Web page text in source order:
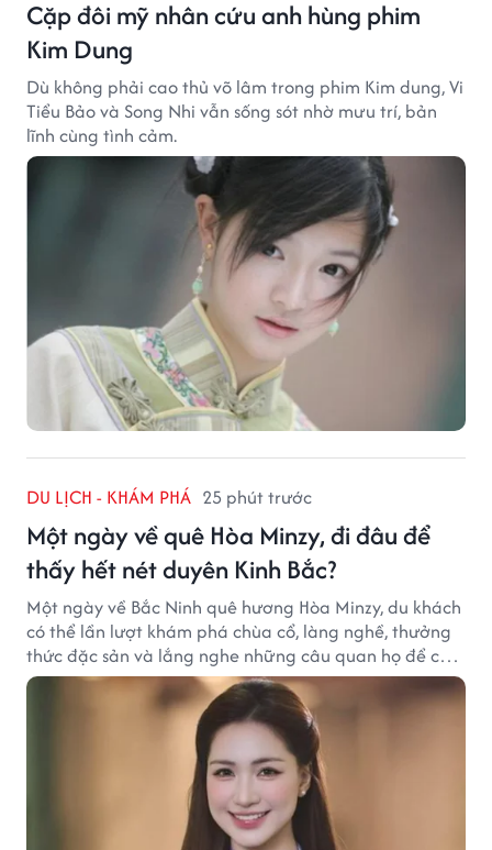
Cặp đôi mỹ nhân cứu anh hùng phim
Kim Dung
Dù không phải cao thủ võ lâm trong phim Kim dung, Vi
Tiểu Bảo và Song Nhi vẫn sống sót nhờ mưu trí, bản
lĩnh cùng tình cảm.
DU LỊCH - KHÁM PHÁ 25 phút trước
Một ngày về quê Hòa Minzy, đi đâu để
thấy hết nét duyên Kinh Bắc?
Một ngày về Bắc Ninh quê hương Hòa Minzy, du khách
có thể lần lượt khám phá chùa cổ, làng nghề, thưởng
thức đặc sản và lắng nghe những câu quan họ để cảm
nhận trọn vẹn nét duyên Kinh Bắc.